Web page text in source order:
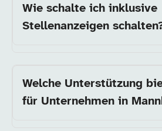
Wie schalte ich inklusive
Stellenanzeigen
Welche Unterstützung
für Unternehmen in